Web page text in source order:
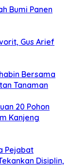
Bumi Panen
Gus Arief
Bersama
Tanaman
20 Pohon
Kanjeng
Pejabat
Disiplin,